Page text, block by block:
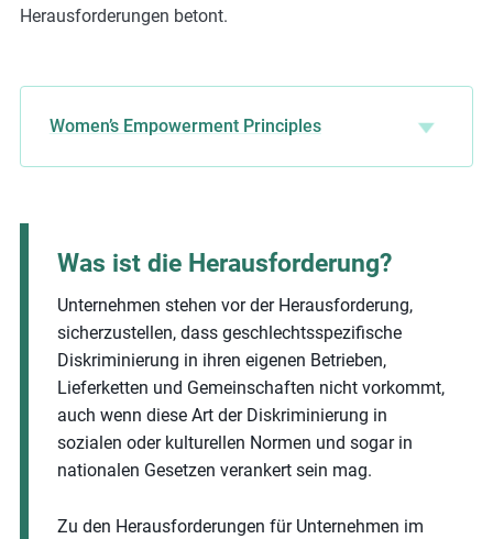
Herausforderungen betont.
Women’s Empowerment Principles
Was ist die Herausforderung?
Unternehmen stehen vor der Herausforderung,
sicherzustellen, dass geschlechtsspezifische
Diskriminierung in ihren eigenen Betrieben,
Lieferketten und Gemeinschaften nicht vorkommt,
auch wenn diese Art der Diskriminierung in
sozialen oder kulturellen Normen und sogar in
nationalen Gesetzen verankert sein mag.
Zu den Herausforderungen für Unternehmen im